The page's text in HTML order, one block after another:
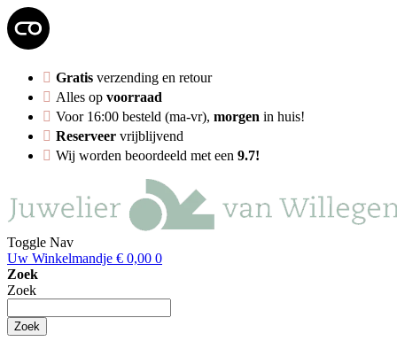
Gratis verzending en retour
Alles op voorraad
Voor 16:00 besteld (ma-vr), morgen in huis!
Reserveer vrijblijvend
Wij worden beoordeeld met een 9.7!
Toggle Nav
Uw Winkelmandje € 0,00 0
Zoek
Zoek
Zoek